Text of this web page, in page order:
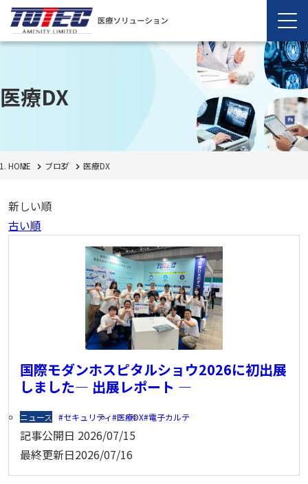
医療DX
HOME ブログ 医療DX
新しい順
古い順
国際モダンホスピタルショウ2026に初出展
しました― 出展レポート ―
ニュース セキュリティ 医療DX 電子カルテ
記事公開日 2026/07/15
最終更新日2026/07/16